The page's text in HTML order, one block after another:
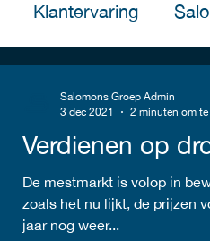
Klantervaring
Verdienen op
De mestmarkt is volop in
zoals het nu lijkt, de prijzen
jaar nog weer...
Salomons Groep Admin
3 dec 2021
2 minuten om te